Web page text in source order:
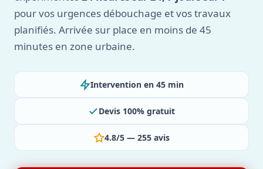
pour vos urgences débouchage et vos travaux
planifiés. Arrivée sur place en moins de 45
minutes en zone urbaine.
Intervention en 45 min
Devis 100% gratuit
4.8/5 — 255 avis